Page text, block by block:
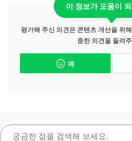
이 정보가 도움이
평가해 주신 의견은 콘텐츠 개선을 위
중한 의견을 들려
예